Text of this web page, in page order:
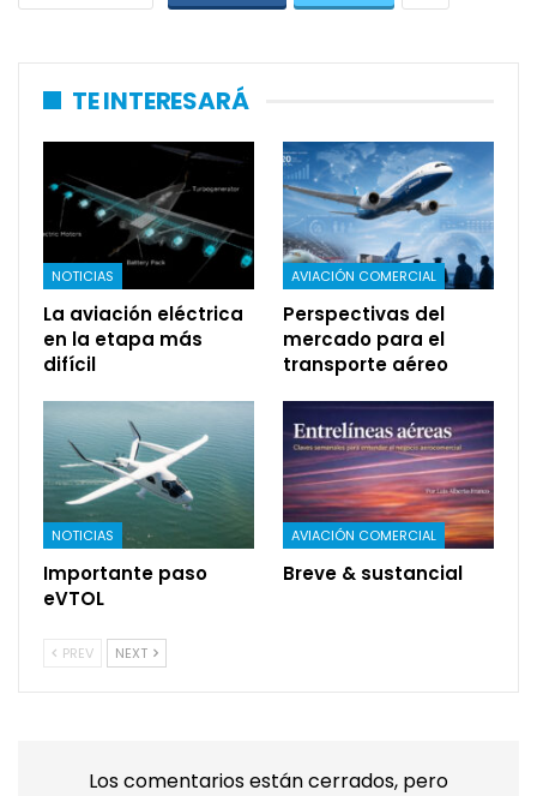
TE INTERESARÁ
NOTICIAS
La aviación eléctrica
en la etapa más
difícil
AVIACIÓN COMERCIAL
Perspectivas del
mercado para el
transporte aéreo
NOTICIAS
Importante paso
eVTOL
AVIACIÓN COMERCIAL
Breve & sustancial
PREV NEXT
Los comentarios están cerrados, pero